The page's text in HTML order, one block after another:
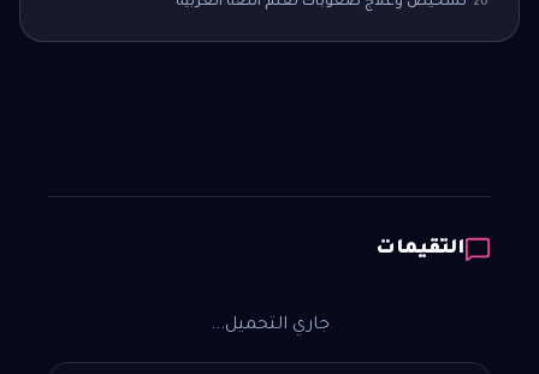
20 تشخيص وعلاج صعوبات تعلم اللغة العربية
التقيمات
جاري التحميل...